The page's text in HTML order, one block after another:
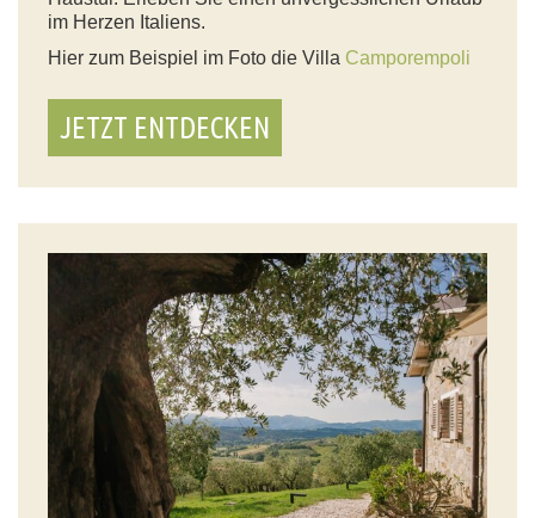
im Herzen Italiens.
Hier zum Beispiel im Foto die Villa Camporempoli
JETZT ENTDECKEN